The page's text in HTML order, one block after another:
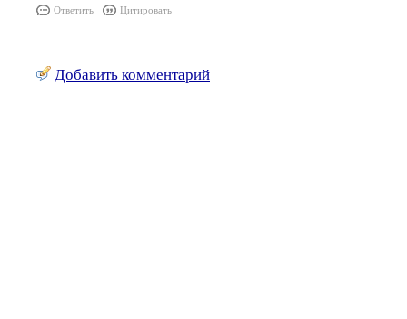
Ответить Цитировать
Добавить комментарий